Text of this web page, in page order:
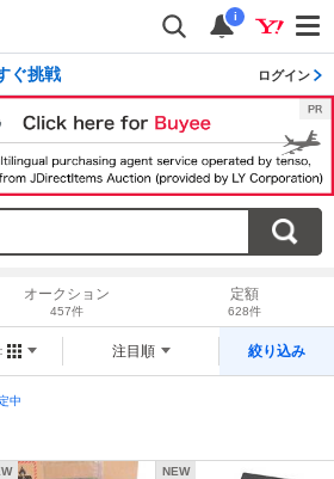
i
ぐ挑戦 ログイン
オークション
457件
定額
628件
注目順 絞り込み
中
NEW